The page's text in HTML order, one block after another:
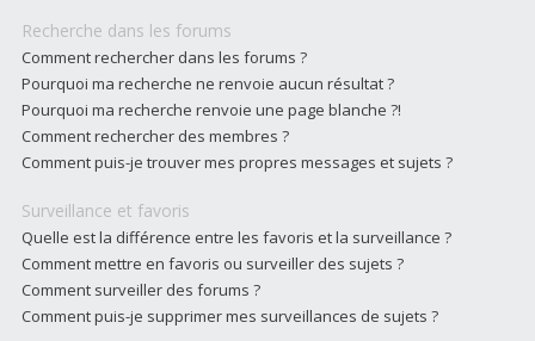
Recherche dans les forums
Comment rechercher dans les forums ?
Pourquoi ma recherche ne renvoie aucun résultat ?
Pourquoi ma recherche renvoie une page blanche ?!
Comment rechercher des membres ?
Comment puis-je trouver mes propres messages et sujets ?
Surveillance et favoris
Quelle est la différence entre les favoris et la surveillance ?
Comment mettre en favoris ou surveiller des sujets ?
Comment surveiller des forums ?
Comment puis-je supprimer mes surveillances de sujets ?